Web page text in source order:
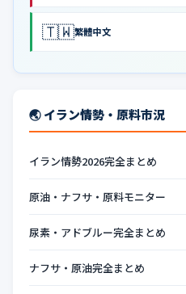
🇹🇼繁體中文
🌏 イラン情勢・原料市況
イラン情勢2026完全まとめ
原油・ナフサ・原料モニター
尿素・アドブルー完全まとめ
ナフサ・原油完全まとめ